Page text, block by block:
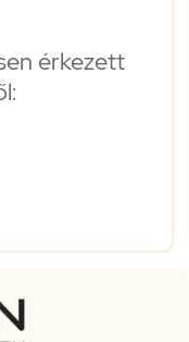
érkezett